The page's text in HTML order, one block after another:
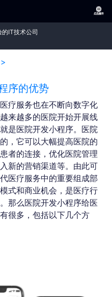
IT技术公司
序的优势
疗服务也在不断向数字化
来越多的医院开始开展线
是医院开发小程序。医院
，它可以大幅提高医院的
者的连接，优化医院管理
新的营销渠道等。由此可
医疗服务中的重要组成部
式和商业机会，是医疗行
那么医院开发小程序给医
很多，包括以下几个方